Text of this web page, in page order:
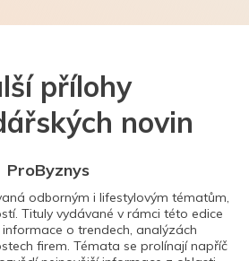
přílohy
novin
ProByznys
odborným i lifestylovým tématům,
Tituly vydávané v rámci této edice
o trendech, analýzách
firem. Témata se prolínají napříč